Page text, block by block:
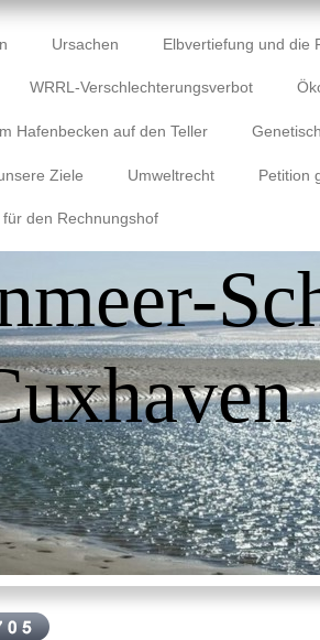
Ursachen Elbvertiefung und die
WRRL-Verschlechterungsverbot
Hafenbecken auf den Teller
Ziele Umweltrecht Petition
für den Rechnungshof